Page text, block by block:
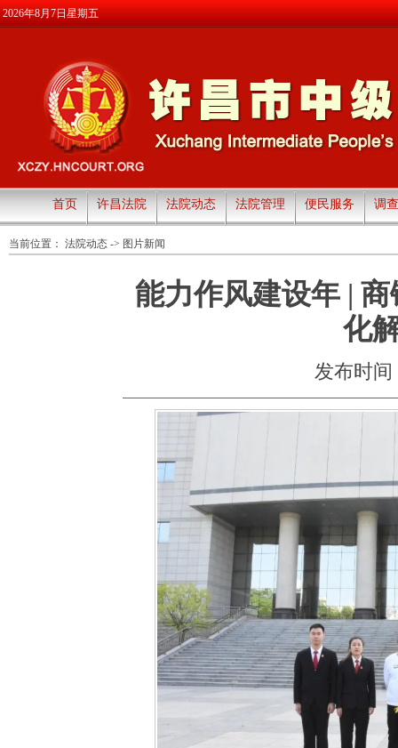
2026年8月7日星期五
首页 许昌法院 法院动态 法院管理 便民服务 调
当前位置： 法院动态 -> 图片新闻
能力作风建设年 |
化
发布时间